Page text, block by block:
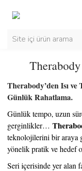
Therabody’den Isı
Günlük Rahatlama.
Günlük tempo, uzun
gerginlikler…
teknolojilerini bir araya
yönelik pratik ve hedef
Seri içerisinde yer alan